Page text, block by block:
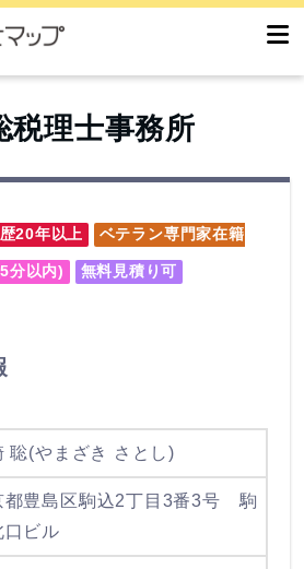
税理士事務所
20年以上 ベテラン専門家在籍
分以内) 無料見積り可
聡(やまざき さとし)
都豊島区駒込2丁目3番3号 駒
口ビル